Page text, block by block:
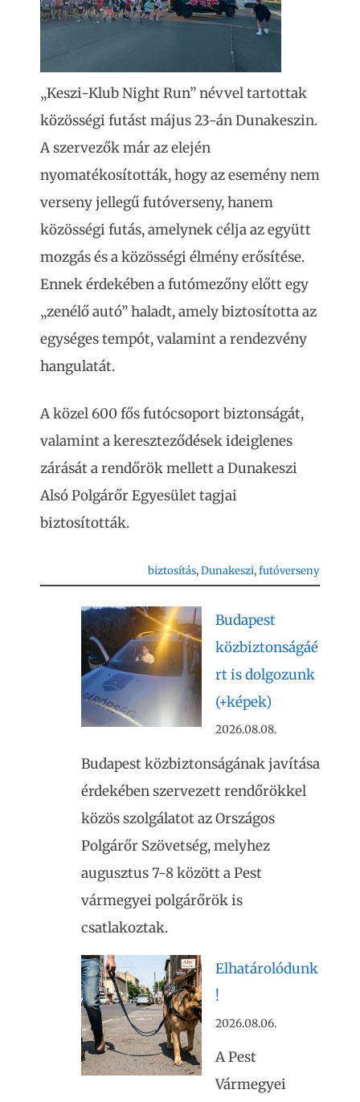
„Keszi-Klub Night Run” névvel tartottak
közösségi futást május 23-án Dunakeszin.
A szervezők már az elején
nyomatékosították, hogy az esemény nem
verseny jellegű futóverseny, hanem
közösségi futás, amelynek célja az együtt
mozgás és a közösségi élmény erősítése.
Ennek érdekében a futómezőny előtt egy
„zenélő autó” haladt, amely biztosította az
egységes tempót, valamint a rendezvény
hangulatát.
A közel 600 fős futócsoport biztonságát,
valamint a kereszteződések ideiglenes
zárását a rendőrök mellett a Dunakeszi
Alsó Polgárőr Egyesület tagjai
biztosították.
biztosítás, Dunakeszi, futóverseny
Budapest
közbiztonságáé
rt is dolgozunk
(+képek)
2026.08.08.
Budapest közbiztonságának javítása
érdekében szervezett rendőrökkel
közös szolgálatot az Országos
Polgárőr Szövetség, melyhez
augusztus 7-8 között a Pest
vármegyei polgárőrök is
csatlakoztak.
Elhatárolódunk
!
2026.08.06.
A Pest
Vármegyei